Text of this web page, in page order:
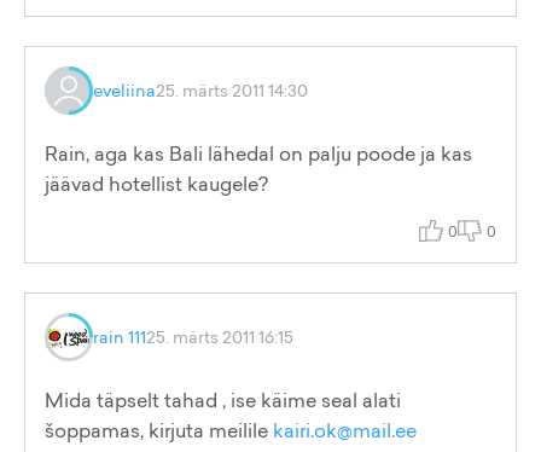
eveliina25. märts 2011 14:30
Rain, aga kas Bali lähedal on palju poode ja kas
jäävad hotellist kaugele?
0 0
rain 11125. märts 2011 16:15
Mida täpselt tahad , ise käime seal alati
šoppamas, kirjuta meilile kairi.ok@mail.ee